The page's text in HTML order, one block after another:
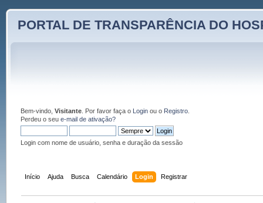
PORTAL DE TRANSPARÊNCIA DO
Bem-vindo, Visitante. Por favor faça o Loginou o Registro.
Perdeu o seu e-mail de ativação?
Login com nome de usuário, senha e duração da sessão
Início Ajuda Busca Calendário Login Registrar